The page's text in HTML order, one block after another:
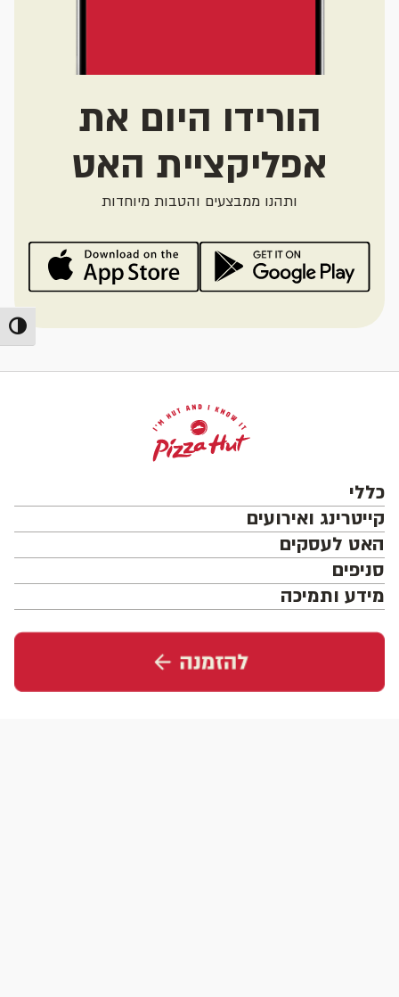
מתג
הורידו היום את
אפליקציית האט
ותהנו ממבצעים והטבות מיוחדות
כללי
קייטרינג ואירועים
האט לעסקים
סניפים
מידע ותמיכה